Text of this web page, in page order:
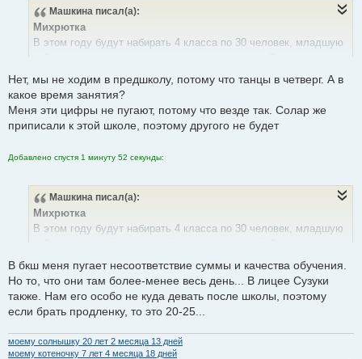
Машкина писал(а):
Михрютка
В этом году будут набирать 4 класса по 30 человек, младшую
Меня сильно пугает цифра- 30
Сижу, читаю про БКШ, там пугает сумма
Нет, мы не ходим в предшколу, потому что танцы в четверг. А в
какое время занятия?
Меня эти цифры не пугают, потому что везде так. Солар же
приписали к этой школе, поэтому другого не будет
Добавлено спустя 1 минуту 52 секунды:
Машкина писал(а):
Михрютка
В этом году будут набирать 4 класса по 30 человек, младшую
Меня сильно пугает цифра- 30
Сижу, читаю про БКШ, там пугает сумма
В бкш меня пугает несоответствие суммы и качества обучения.
Но то, что они там более-менее весь день... В лицее Сузуки
также. Нам его особо не куда девать после школы, поэтому
если брать продленку, то это 20-25...
моему солнышку 20 лет 2 месяца 13 дней
моему котеночку 7 лет 4 месяца 18 дней